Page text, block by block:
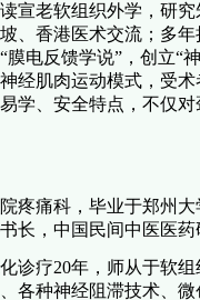
宣老软组织外学，研
、香港医术交流；多
“膜电反馈学说”，创立“
经肌肉运动模式，受
学、安全特点，不仅
疼痛科，毕业于郑州
长，中国民间中医医
诊疗20年，师从于软
各种神经阻滞技术、